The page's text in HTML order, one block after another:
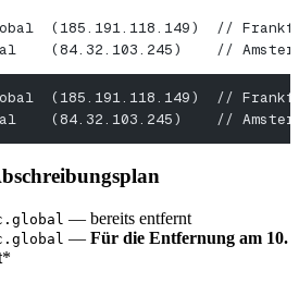
(185.191.118.149)  //
(84.32.103.245)    //
(185.191.118.149)  //
(84.32.103.245)    //
— bereits entfernt
— Für die Entfernung am 10.
*